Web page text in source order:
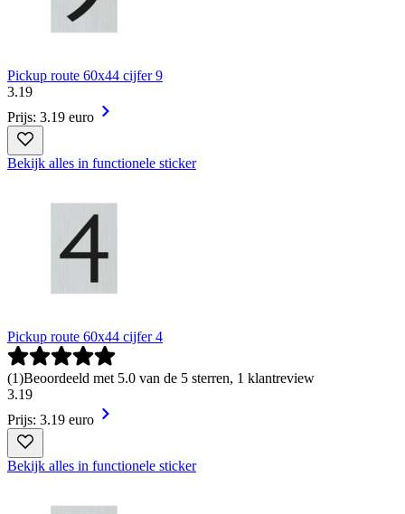
Pickup route 60x44 cijfer 9
3.19
Prijs: 3.19 euro
Bekijk alles in functionele sticker
Pickup route 60x44 cijfer 4
(1)Beoordeeld met 5.0 van de 5 sterren, 1 klantreview
3.19
Prijs: 3.19 euro
Bekijk alles in functionele sticker